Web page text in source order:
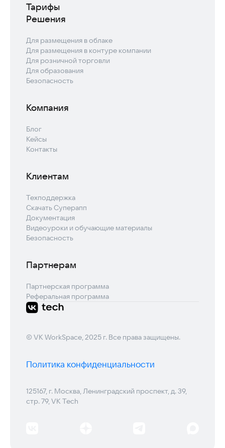
Тарифы
Решения
Для размещения в облаке
Для размещения в контуре компании
Для розничной торговли
Для образования
Безопасность
Компания
Блог
Кейсы
Контакты
Клиентам
Техподдержка
Скачать Суперапп
Документация
Видеоуроки и обучающие материалы
Безопасность
Партнерам
Партнерская программа
Реферальная программа
© VK WorkSpace, 2025 г. Все права защищены.
Политика конфиденциальности
125167, г. Москва, Ленинградский проспект, д. 39,
стр. 79, VK Tech